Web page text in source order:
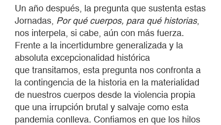
Un año después, la pregunta que sustenta estas
Jornadas, Por qué cuerpos, para qué historias,
nos interpela, si cabe, aún con más fuerza.
Frente a la incertidumbre generalizada y la
absoluta excepcionalidad histórica
que transitamos, esta pregunta nos confronta a
la contingencia de la historia en la materialidad
de nuestros cuerpos desde la violencia propia
que una irrupción brutal y salvaje como esta
pandemia conlleva. Confiamos en que los hilos